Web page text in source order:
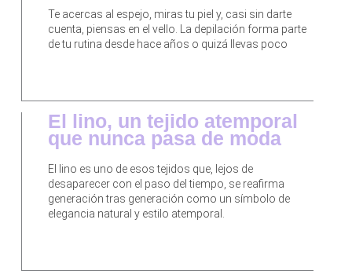
Te acercas al espejo, miras tu piel y, casi sin darte
cuenta, piensas en el vello. La depilación forma parte
de tu rutina desde hace años o quizá llevas poco
El lino, un tejido atemporal
que nunca pasa de moda
El lino es uno de esos tejidos que, lejos de
desaparecer con el paso del tiempo, se reafirma
generación tras generación como un símbolo de
elegancia natural y estilo atemporal.